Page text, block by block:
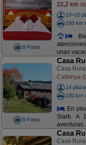
8 Fotos
22,2 km
10+10
160 km
unas
8 Fotos
Casa
Casa
Calbinya
14
100 km
En
Siarb. A
aventuras.
Casa
Casa